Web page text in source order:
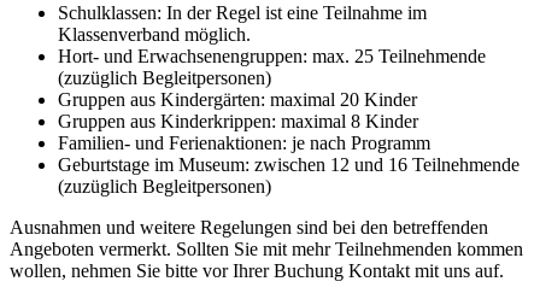
Schulklassen: In der Regel ist eine Teilnahme im
Klassenverband möglich.
Hort- und Erwachsenengruppen: max. 25 Teilnehmende
(zuzüglich Begleitpersonen)
Gruppen aus Kindergärten: maximal 20 Kinder
Gruppen aus Kinderkrippen: maximal 8 Kinder
Familien- und Ferienaktionen: je nach Programm
Geburtstage im Museum: zwischen 12 und 16 Teilnehmende
(zuzüglich Begleitpersonen)
Ausnahmen und weitere Regelungen sind bei den betreffenden
Angeboten vermerkt. Sollten Sie mit mehr Teilnehmenden kommen
wollen, nehmen Sie bitte vor Ihrer Buchung Kontakt mit uns auf.